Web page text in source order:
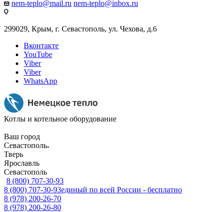
nem-teplo@mail.ru nem-teplo@inbox.ru
299029, Крым, г. Севастополь, ул. Чехова, д.6
Вконтакте
YouTube
Viber
Viber
WhatsApp
Котлы и котельное оборудование
Ваш город
Севастополь
Тверь
Ярославль
Севастополь
8 (800) 707-30-93
8 (800) 707-30-93единый по всей России - бесплатно
8 (978) 200-26-70
8 (978) 200-26-80